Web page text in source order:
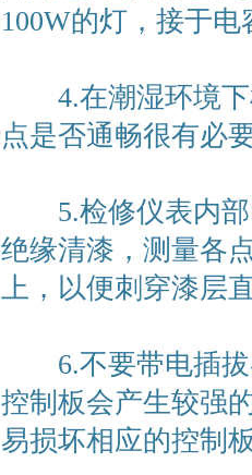
100W的灯，接于
4.在潮湿环境下
点是否通畅很有必
5.检修仪表内部
绝缘清漆，测量各
上，以便刺穿漆层
6.不要带电插拔
控制板会产生较强
易损坏相应的控制